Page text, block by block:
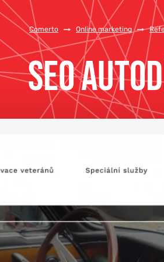
Comerto / Online marketing /
SEO